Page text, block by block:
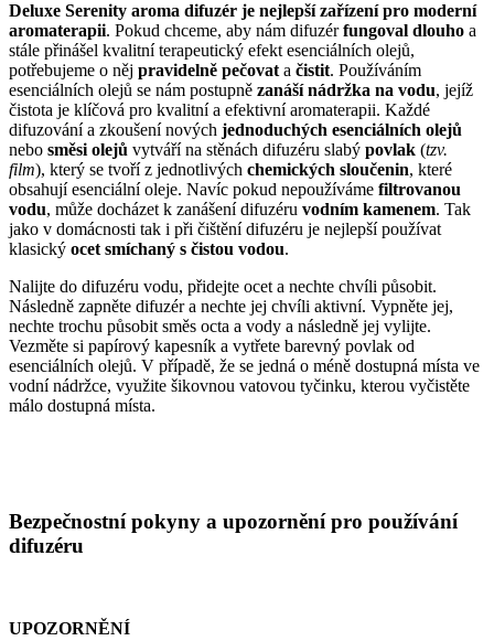
Deluxe Serenity aroma difuzér je nejlepší zařízení pro moderní
aromaterapii. Pokud chceme, aby nám difuzérfungoval dlouho a
stále přinášel kvalitní terapeutický efekt esenciálních olejů,
potřebujeme o něj pravidelně pečovat a čistit. Používáním
esenciálních olejů se nám postupně zanáší nádržka na vodu, jejíž
čistota je klíčová pro kvalitní a efektivní aromaterapii. Každé
difuzování a zkoušení nových jednoduchých esenciálních olejů
nebo směsi olejů vytváří na stěnách difuzéru slabý povlak (tzv.
film), který se tvoří z jednotlivých chemických sloučenin, které
obsahují esenciální oleje. Navíc pokud nepoužíváme filtrovanou
vodu, může docházet k zanášení difuzéru vodním kamenem. Tak
jako v domácnosti tak i při čištění difuzéru je nejlepší používat
klasický ocet smíchaný s čistou vodou.
Nalijte do difuzéru vodu, přidejte ocet a nechte chvíli působit.
Následně zapněte difuzér a nechte jej chvíli aktivní. Vypněte jej,
nechte trochu působit směs octa a vody a následně jej vylijte.
Vezměte si papírový kapesník a vytřete barevný povlak od
esenciálních olejů. V případě, že se jedná o méně dostupná místa ve
vodní nádržce, využite šikovnou vatovou tyčinku, kterou vyčistěte
málo dostupná místa.
Bezpečnostní pokyny a upozornění pro používání
difuzéru
UPOZORNĚNÍ